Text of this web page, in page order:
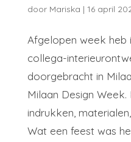
door Mariska | 16 april
Afgelopen week heb
collega-
doorgebracht in
Milaan Design
indrukken,
Wat een feest was